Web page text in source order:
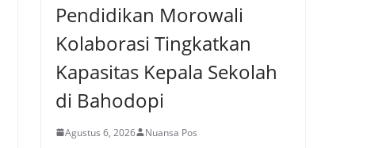
Pendidikan Morowali
Kolaborasi Tingkatkan
Kapasitas Kepala Sekolah
di Bahodopi
Agustus 6, 2026 Nuansa Pos